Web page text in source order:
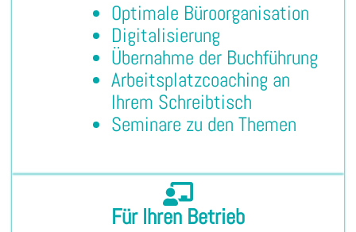
Optimale Büroorganisation
Digitalisierung
Übernahme der Buchführung
Arbeitsplatzcoaching an
Ihrem Schreibtisch
Seminare zu den Themen
Für Ihren Betrieb